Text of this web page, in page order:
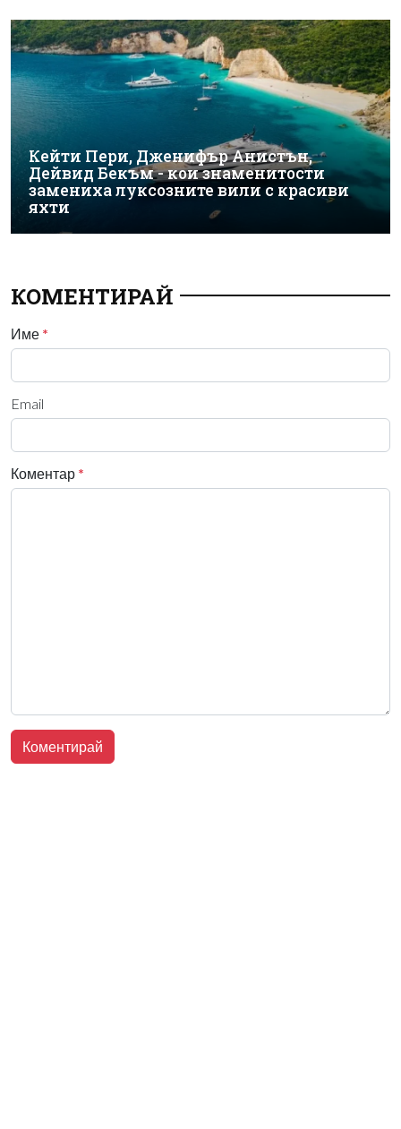
Кейти Пери, Дженифър Анистън,
Дейвид Бекъм - кои знаменитости
замениха луксозните вили с красиви
яхти
КОМЕНТИРАЙ
Име *
Email
Коментар *